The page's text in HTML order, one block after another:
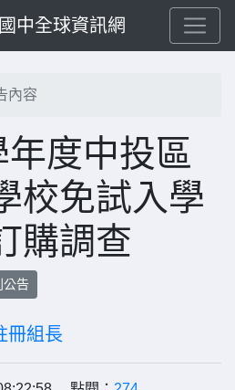
中全球資訊網
內容
度中投區
校免試入學
購調查
公告
冊組長